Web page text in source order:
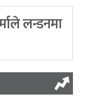
लन्डनमा